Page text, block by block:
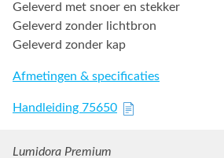
Geleverd met snoer en stekker
Geleverd zonder lichtbron
Geleverd zonder kap
Afmetingen & specificaties
Handleiding 75650
Lumidora Premium